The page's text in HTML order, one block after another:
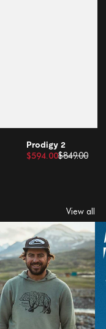
Prodigy 2
$594.00$849.00
View all